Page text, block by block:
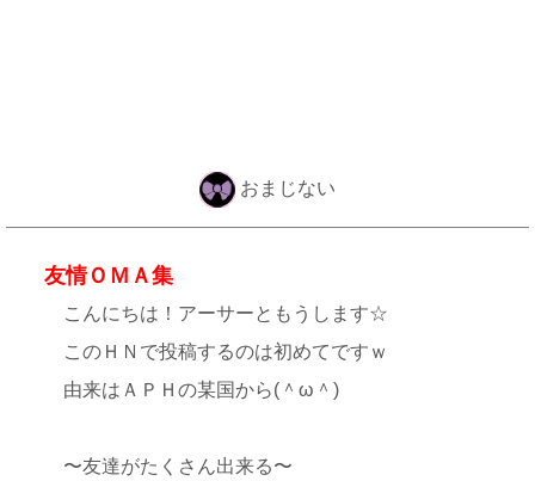
おまじない
友情ＯＭＡ集
こんにちは！アーサーともうします☆
このＨＮで投稿するのは初めてですｗ
由来はＡＰＨの某国から(＾ω＾)
〜友達がたくさん出来る〜